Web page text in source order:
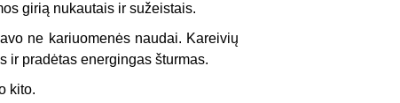
girią nukautais ir sužeistais.
ne kariuomenės naudai. Kareivių
ir pradėtas energingas šturmas.
kito.